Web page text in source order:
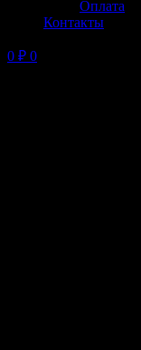
Оплата
Контакты
0 ₽ 0